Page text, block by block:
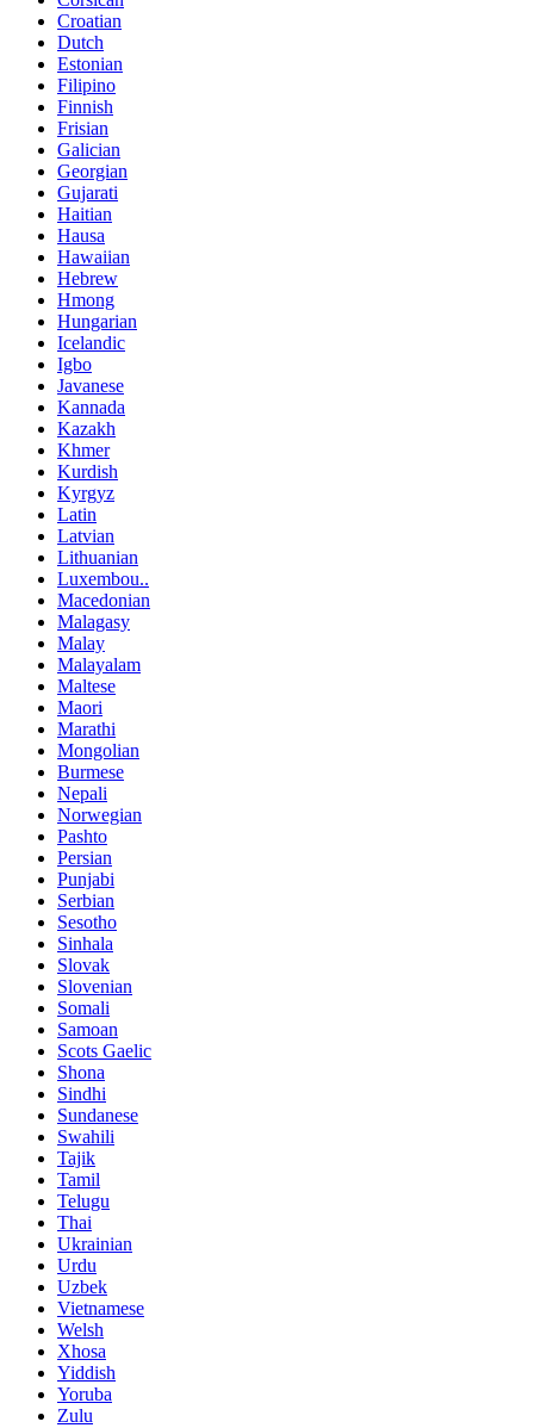
Croatian
Dutch
Estonian
Filipino
Finnish
Frisian
Galician
Georgian
Gujarati
Haitian
Hausa
Hawaiian
Hebrew
Hmong
Hungarian
Icelandic
Igbo
Javanese
Kannada
Kazakh
Khmer
Kurdish
Kyrgyz
Latin
Latvian
Lithuanian
Luxembou..
Macedonian
Malagasy
Malay
Malayalam
Maltese
Maori
Marathi
Mongolian
Burmese
Nepali
Norwegian
Pashto
Persian
Punjabi
Serbian
Sesotho
Sinhala
Slovak
Slovenian
Somali
Samoan
Scots Gaelic
Shona
Sindhi
Sundanese
Swahili
Tajik
Tamil
Telugu
Thai
Ukrainian
Urdu
Uzbek
Vietnamese
Welsh
Xhosa
Yiddish
Yoruba
Zulu